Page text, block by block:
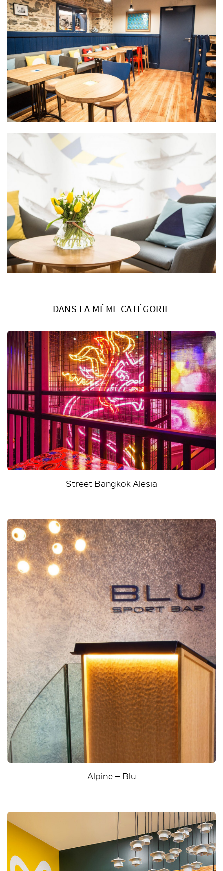
DANS LA MÊME CATÉGORIE
Street Bangkok Alesia
Alpine – Blu